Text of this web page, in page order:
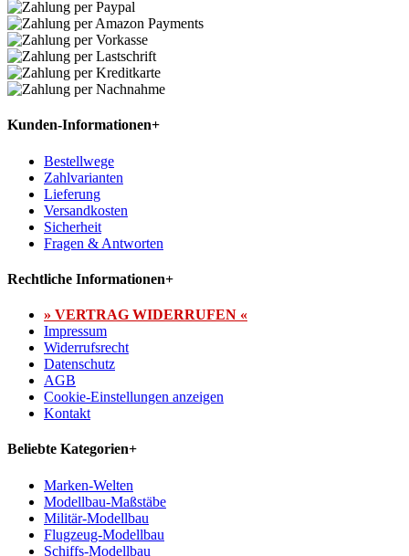
Kunden-Informationen+
Bestellwege
Zahlvarianten
Lieferung
Versandkosten
Sicherheit
Fragen & Antworten
Rechtliche Informationen+
» VERTRAG WIDERRUFEN «
Impressum
Widerrufsrecht
Datenschutz
AGB
Cookie-Einstellungen anzeigen
Kontakt
Beliebte Kategorien+
Marken-Welten
Modellbau-Maßstäbe
Militär-Modellbau
Flugzeug-Modellbau
Schiffs-Modellbau